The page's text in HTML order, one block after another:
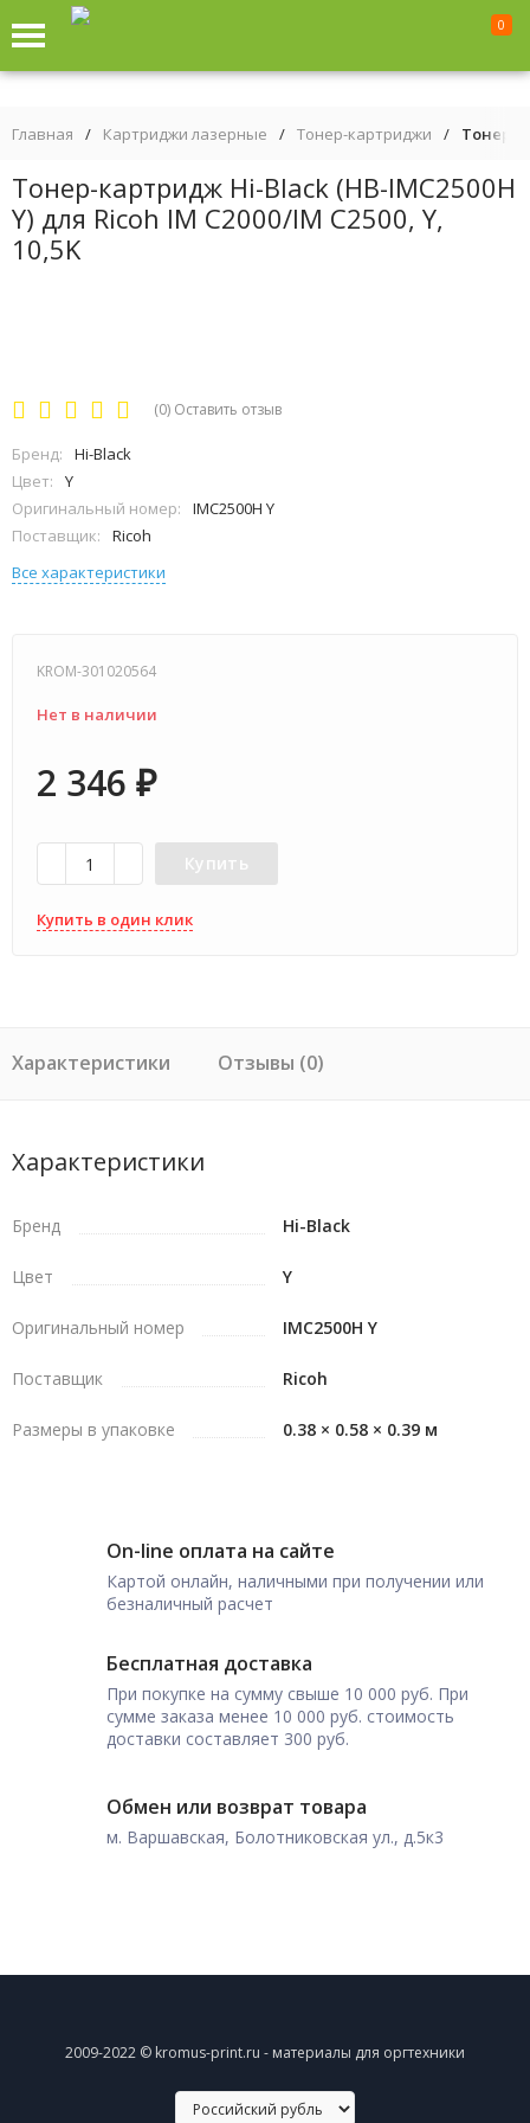
0
Главная / Картриджи лазерные / Тонер-картриджи / Тонер-
Тонер-картридж Hi-Black (HB-IMC2500H
Y) для Ricoh IM C2000/IM C2500, Y,
10,5K
(0) Оставить отзыв
Бренд:
Hi-Black
Цвет:
Y
Оригинальный номер:
IMC2500H Y
Поставщик:
Ricoh
Все характеристики
KROM-301020564
Нет в наличии
2 346 ₽
Купить
Купить в один клик
Характеристики Отзывы (0)
Характеристики
Бренд Hi-Black
Цвет Y
Оригинальный номер IMC2500H Y
Поставщик Ricoh
Размеры в упаковке 0.38 × 0.58 × 0.39 м
On-line оплата на сайте
Картой онлайн, наличными при получении или
безналичный расчет
Бесплатная доставка
При покупке на сумму свыше 10 000 руб. При
сумме заказа менее 10 000 руб. стоимость
доставки составляет 300 руб.
Обмен или возврат товара
м. Варшавская, Болотниковская ул., д.5к3
2009-2022 © kromus-print.ru - материалы для оргтехники